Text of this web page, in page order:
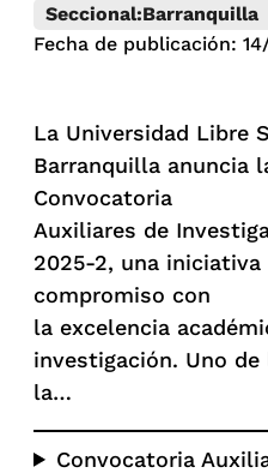
Seccional:Barranquilla
Fecha de publicación:
La Universidad Libre
Barranquilla anuncia
Convocatoria
Auxiliares de
2025-2, una iniciativa
compromiso con
la excelencia
investigación. Uno
la…
Convocatoria